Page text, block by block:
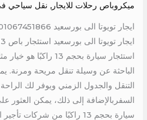
ميكروباص رحلات للايجار, نقل سياحي
ايجار تويوتا الى بورسعيد 01067451866
استئجار سيارة بحجم 13
الباحثة عن وسيلة تنقل مريحة ومرنة.
التنقل والجدول الزمني ويوفر لك
السفربالإضافة إلى ذلك، يمكن العثور
سيارة بحجم 13 راكبًا من